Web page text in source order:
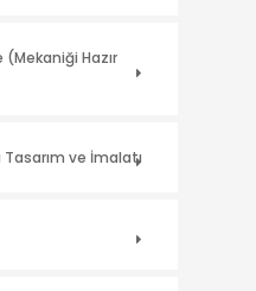
(Mekaniği Hazır
ve İmalatı